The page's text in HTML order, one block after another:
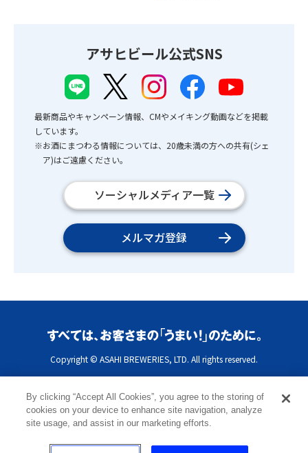
アサヒビール公式SNS
最新商品やキャンペーン情報、CMやメイキング動画などを掲載
しています。
※お酒にまつわる情報については、20歳未満の方への共有(シェ
ア)はご遠慮ください。
ソーシャルメディア一覧
メルマガ登録
Copyright © ASAHI BREWERIES, LTD. All rights reserved.
By clicking “Accept All Cookies”, you agree to the storing of
cookies on your device to enhance site navigation, analyze
site usage, and assist in our marketing efforts.